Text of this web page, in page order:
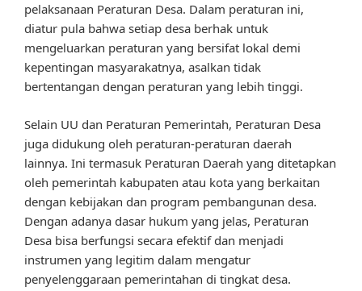
pelaksanaan Peraturan Desa. Dalam peraturan ini,
diatur pula bahwa setiap desa berhak untuk
mengeluarkan peraturan yang bersifat lokal demi
kepentingan masyarakatnya, asalkan tidak
bertentangan dengan peraturan yang lebih tinggi.
Selain UU dan Peraturan Pemerintah, Peraturan Desa
juga didukung oleh peraturan-peraturan daerah
lainnya. Ini termasuk Peraturan Daerah yang ditetapkan
oleh pemerintah kabupaten atau kota yang berkaitan
dengan kebijakan dan program pembangunan desa.
Dengan adanya dasar hukum yang jelas, Peraturan
Desa bisa berfungsi secara efektif dan menjadi
instrumen yang legitim dalam mengatur
penyelenggaraan pemerintahan di tingkat desa.